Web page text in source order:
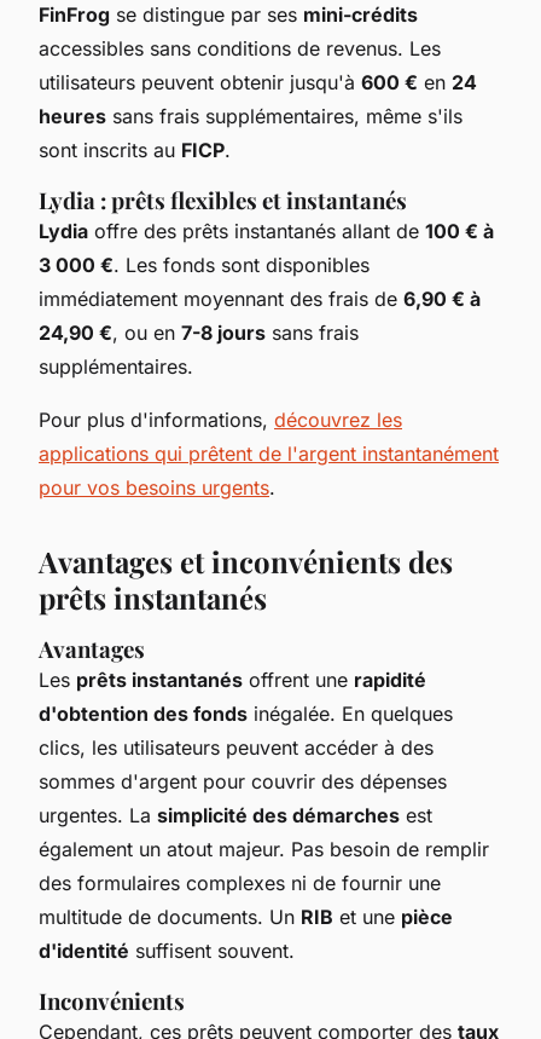
FinFrog se distingue par ses mini-crédits
accessibles sans conditions de revenus. Les
utilisateurs peuvent obtenir jusqu'à 600 € en 24
heures sans frais supplémentaires, même s'ils
sont inscrits au FICP.
Lydia : prêts flexibles et instantanés
Lydia offre des prêts instantanés allant de 100 € à
3 000 €. Les fonds sont disponibles
immédiatement moyennant des frais de 6,90 € à
24,90 €, ou en 7-8 jours sans frais
supplémentaires.
Pour plus d'informations, découvrez les
applications qui prêtent de l'argent instantanément
pour vos besoins urgents.
Avantages et inconvénients des
prêts instantanés
Avantages
Les prêts instantanés offrent une rapidité
d'obtention des fonds inégalée. En quelques
clics, les utilisateurs peuvent accéder à des
sommes d'argent pour couvrir des dépenses
urgentes. La simplicité des démarches est
également un atout majeur. Pas besoin de remplir
des formulaires complexes ni de fournir une
multitude de documents. Un RIB et une pièce
d'identité suffisent souvent.
Inconvénients
Cependant, ces prêts peuvent comporter des taux